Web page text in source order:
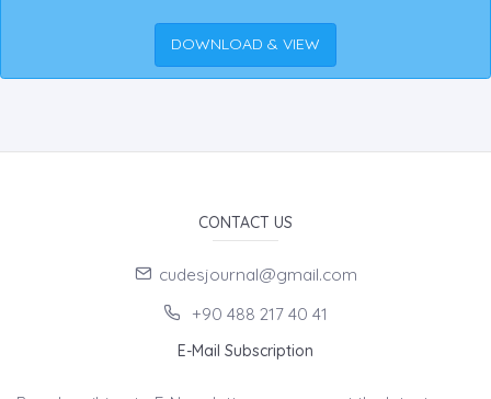
DOWNLOAD & VIEW
CONTACT US
cudesjournal@gmail.com
+90 488 217 40 41
E-Mail Subscription